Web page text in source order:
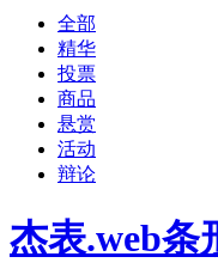
全部
精华
投票
商品
悬赏
活动
辩论
杰表.web条